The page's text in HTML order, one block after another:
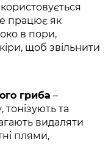
працює як
в пори,
щоб звільнити
гриба –
та
видаляти
плями,